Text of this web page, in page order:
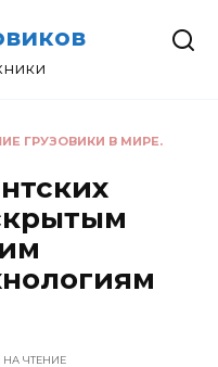
ГРУЗОВИКИ В МИРЕ.
НА ЧТЕНИЕ